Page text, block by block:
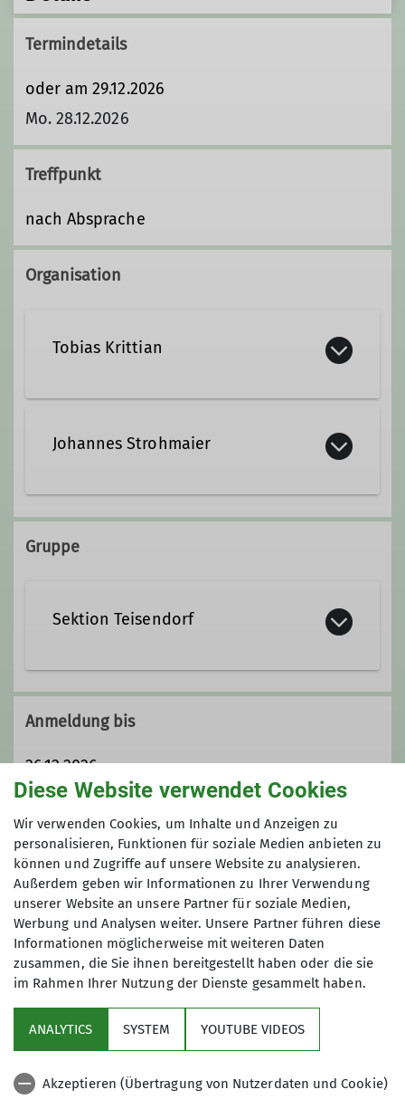
Termindetails
oder am 29.12.2026
Mo. 28.12.2026
Treffpunkt
nach Absprache
Organisation
Tobias Krittian
Qualifikationen
Johannes Strohmaier
+49 157 35533935
Gruppe
Sektion Teisendorf
Anmeldung bis
26.12.2026
Maximale Teilnehmeranzahl
7
wichtige Infos
Partner
Diese Website verwendet Cookies
Wir verwenden Cookies, um Inhalte und Anzeigen zu
personalisieren, Funktionen für soziale Medien anbieten zu
können und Zugriffe auf unsere Website zu analysieren.
Außerdem geben wir Informationen zu Ihrer Verwendung
unserer Website an unsere Partner für soziale Medien,
Werbung und Analysen weiter. Unsere Partner führen diese
Informationen möglicherweise mit weiteren Daten
zusammen, die Sie ihnen bereitgestellt haben oder die sie
im Rahmen Ihrer Nutzung der Dienste gesammelt haben.
ANALYTICS SYSTEM YOUTUBE VIDEOS
Akzeptieren (Übertragung von Nutzerdaten und Cookie)